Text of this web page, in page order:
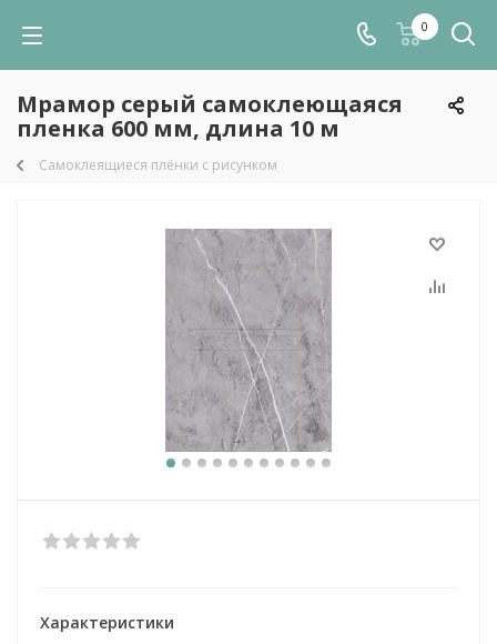
0
Мрамор серый самоклеющаяся
пленка 600 мм, длина 10 м
Самоклеящиеся плёнки с рисунком
Характеристики